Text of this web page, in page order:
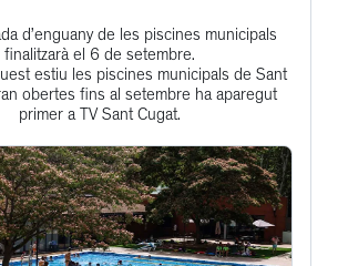
Profile
Get
to
this
d’enguany de les piscines municipals
finalitzarà el 6 de setembre.
estiu les piscines municipals de Sant
obertes fins al setembre ha aparegut
primer a TV Sant Cugat.